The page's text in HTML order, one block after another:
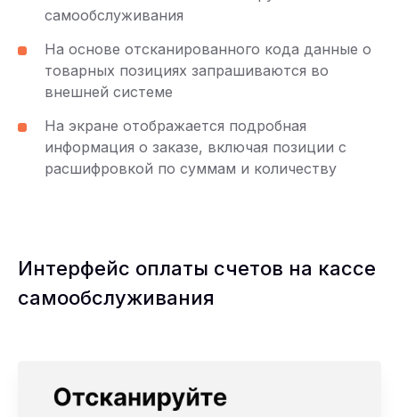
самообслуживания
На основе отсканированного кода данные о
товарных позициях запрашиваются во
внешней системе
На экране отображается подробная
информация о заказе, включая позиции с
расшифровкой по суммам и количеству
Интерфейс оплаты счетов на кассе
самообслуживания